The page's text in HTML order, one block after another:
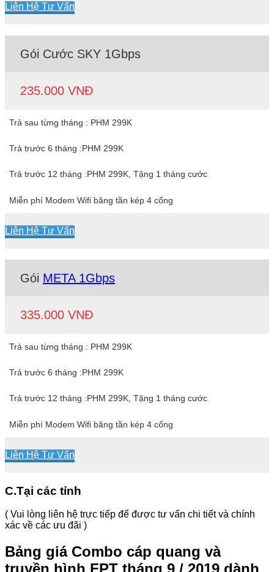
Liên Hệ Tư Vấn
Gói Cước SKY 1Gbps
235.000 VNĐ
Trả sau từng tháng : PHM 299K
Trả trước 6 tháng :PHM 299K
Trả trước 12 tháng :PHM 299K, Tặng 1 tháng cước
Miễn phí Modem Wifi băng tần kép 4 cổng
Liên Hệ Tư Vấn
Gói META 1Gbps
335.000 VNĐ
Trả sau từng tháng : PHM 299K
Trả trước 6 tháng :PHM 299K
Trả trước 12 tháng :PHM 299K, Tặng 1 tháng cước
Miễn phí Modem Wifi băng tần kép 4 cổng
Liên Hệ Tư Vấn
C.Tại các tỉnh
( Vui lòng liên hệ trực tiếp để được tư vấn chi tiết và chính
xác về các ưu đãi )
Bảng giá Combo cáp quang và